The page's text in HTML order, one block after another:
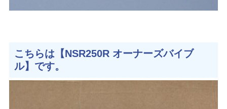
こちらは【NSR250R オーナーズバイブ
ル】です。